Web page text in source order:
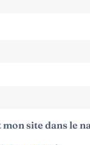
site dans le